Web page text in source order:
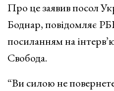
Про цезаявив посол
Боднар, повідомляє
посиланням на
Свобода.
“Ви силою не